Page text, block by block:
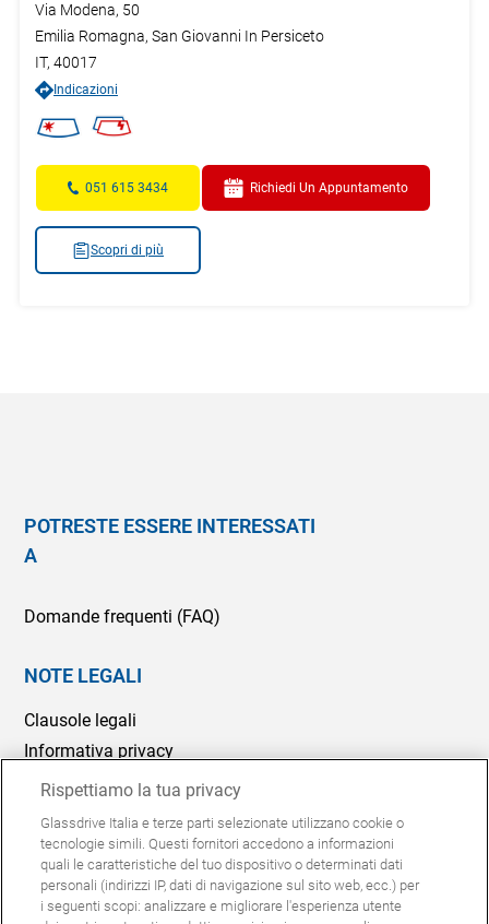
Via Modena, 50
Emilia Romagna, San Giovanni In Persiceto
IT, 40017
Indicazioni
051 615 3434 Richiedi Un Appuntamento
Scopri di più
POTRESTE ESSERE INTERESSATI
A
Domande frequenti (FAQ)
NOTE LEGALI
Clausole legali
Informativa privacy
Politica Cookie
Segnalazioni Whistleblowing
Modelli 231
Rispettiamo la tua privacy
Glassdrive Italia e terze parti selezionate utilizzano cookie o
tecnologie simili. Questi fornitori accedono a informazioni
quali le caratteristiche del tuo dispositivo o determinati dati
personali (indirizzi IP, dati di navigazione sul sito web, ecc.) per
i seguenti scopi: analizzare e migliorare l'esperienza utente